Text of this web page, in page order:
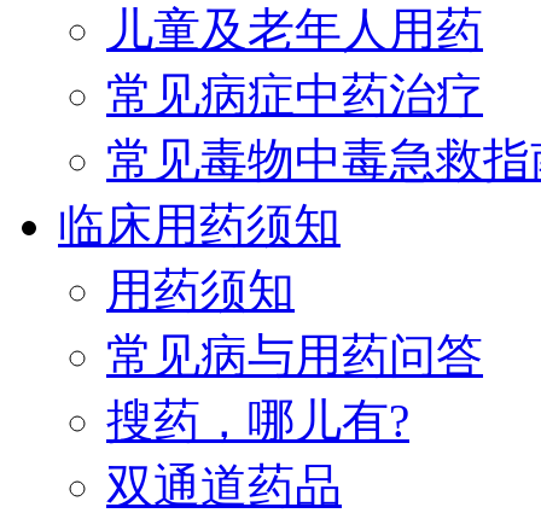
儿童及老年人用药
常见病症中药治疗
常见毒物中毒急救指
临床用药须知
用药须知
常见病与用药问答
搜药，哪儿有?
双通道药品